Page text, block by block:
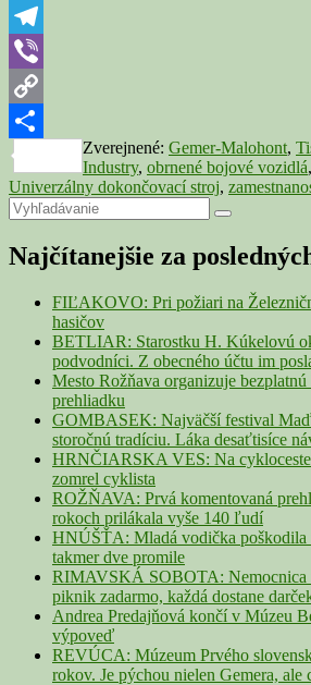
WhatsApp
Telegram
Viber
Copy
Link
Share
Zverejnené: Gemer-Malohont,
Industry, obrnené bojové vozidlá,
Univerzálny dokončovací stroj,
Primary
Sidebar
Widget
Area
Search
for:
Search
Najčítanejšie za
FIĽAKOVO: Pri požiari na
hasičov
BETLIAR: Starostku H. Kúkelovú
podvodníci. Z obecného účtu im
Mesto Rožňava organizuje
prehliadku
GOMBASEK: Najväčší festival
storočnú tradíciu. Láka desaťtisíce
HRNČIARSKA VES: Na cykloceste
zomrel cyklista
ROŽŇAVA: Prvá komentovaná
rokoch prilákala vyše 140 ľudí
HNÚŠŤA: Mladá vodička poškodila
takmer dve promile
RIMAVSKÁ SOBOTA: Nemocnica
piknik zadarmo, každá dostane
Andrea Predajňová končí v Múzeu
výpoveď
REVÚCA: Múzeum Prvého
rokov. Je pýchou nielen Gemera, ale